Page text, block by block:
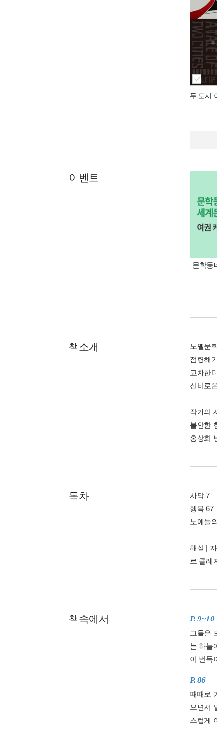
두 도시
이벤트
문학동
책소개
노벨문
점령해
교차한
신비로
작가의
불안한
홍상희
목차
사막 7
행복 67
노예들
해설 |
르 클레
책속에서 P. 9~10
그들은
는 하늘
이 번득
P. 86
때때로
으면서
스럽게